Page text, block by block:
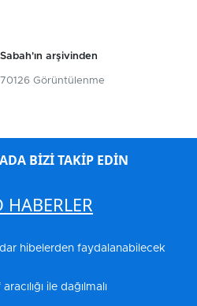
Sabah'ın arşivinden
70126 Görüntülenme
BİZİ TAKİP EDİN
HABERLER
hibelerden faydalanabilecek
ile dağılmalı